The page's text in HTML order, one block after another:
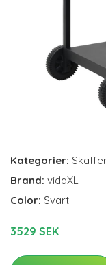
Kategorier:
Brand: vidaXL
Color: Svart
3529 SEK